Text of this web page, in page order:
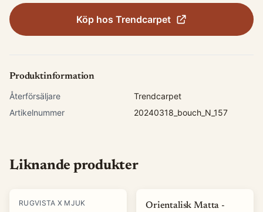
Köp hos Trendcarpet
Produktinformation
Återförsäljare
Trendcarpet
Artikelnummer
20240318_bouch_N_157
Liknande produkter
-30%
RUGVISTA X MJUK
Orientalisk Matta -